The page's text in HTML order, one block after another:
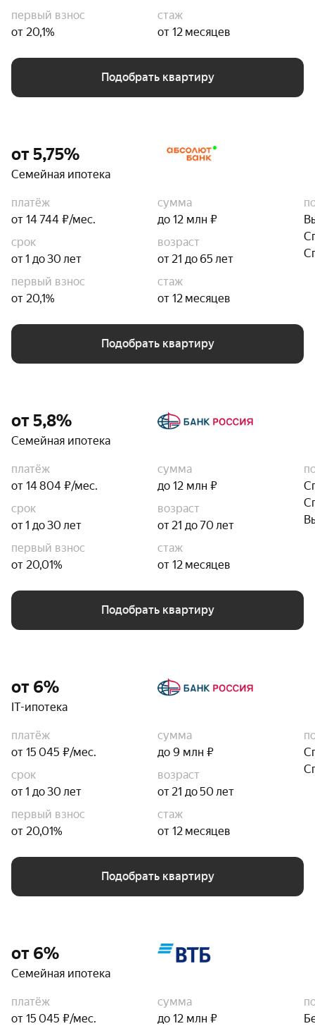
первый взнос
от 20,1%
стаж
от 12 месяцев
Подобрать квартиру
от 5,75%
Семейная ипотека
платёж
от 14 744 ₽/мес.
сумма
до 12 млн ₽
срок
от 1 до 30 лет
возраст
от 21 до 65 лет
первый взнос
от 20,1%
стаж
от 12 месяцев
Подобрать квартиру
от 5,8%
Семейная ипотека
платёж
от 14 804 ₽/мес.
сумма
до 12 млн ₽
срок
от 1 до 30 лет
возраст
от 21 до 70 лет
первый взнос
от 20,01%
стаж
от 12 месяцев
Подобрать квартиру
от 6%
IT-ипотека
платёж
от 15 045 ₽/мес.
сумма
до 9 млн ₽
срок
от 1 до 30 лет
возраст
от 21 до 50 лет
первый взнос
от 20,01%
стаж
от 12 месяцев
Подобрать квартиру
от 6%
Семейная ипотека
платёж
от 15 045 ₽/мес.
сумма
до 12 млн ₽